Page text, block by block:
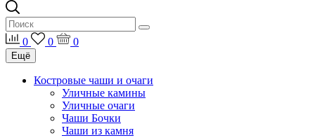
0 0 0
Ещё
Костровые чаши и очаги
Уличные камины
Уличные очаги
Чаши Бочки
Чаши из камня